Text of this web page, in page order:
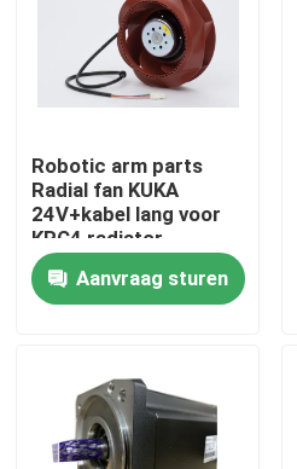
Thuis
Producten
Video's
Robotic arm parts
Radial fan KUKA
24V+kabel lang voor
KRC4 radiator
Aanvraag sturen